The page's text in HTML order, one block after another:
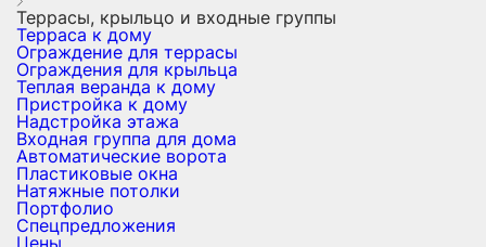
Террасы, крыльцо и входные группы
Терраса к дому
Ограждение для террасы
Ограждения для крыльца
Теплая веранда к дому
Пристройка к дому
Надстройка этажа
Входная группа для дома
Автоматические ворота
Пластиковые окна
Натяжные потолки
Портфолио
Спецпредложения
Цены